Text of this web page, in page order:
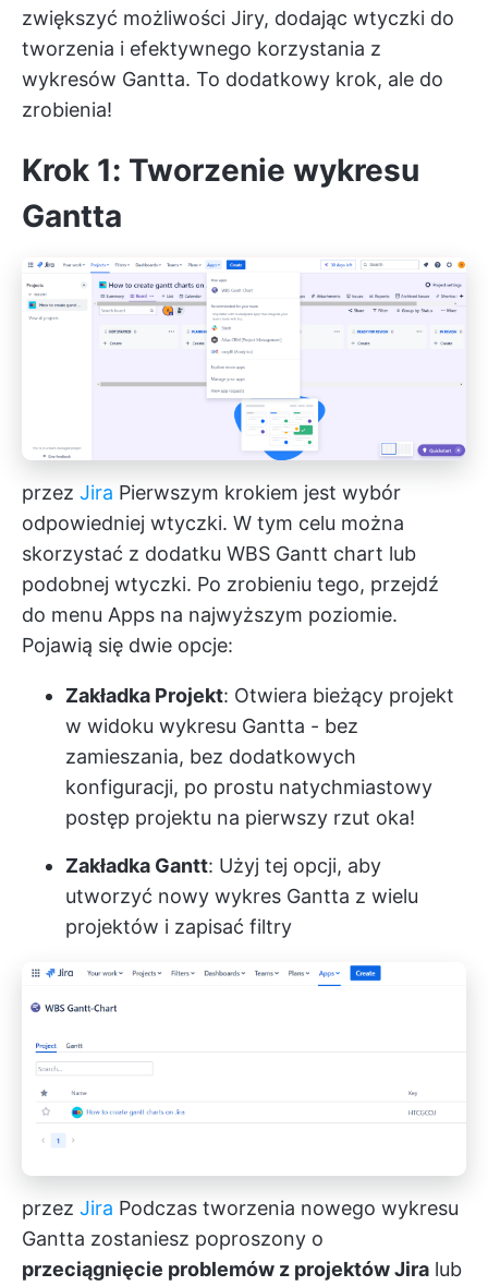
zwiększyć możliwości Jiry, dodając wtyczki do
tworzenia i efektywnego korzystania z
wykresów Gantta. To dodatkowy krok, ale do
zrobienia!
Krok 1: Tworzenie wykresu
Gantta
przez Jira Pierwszym krokiem jest wybór
odpowiedniej wtyczki. W tym celu można
skorzystać z dodatku WBS Gantt chart lub
podobnej wtyczki. Po zrobieniu tego, przejdź
do menu Apps na najwyższym poziomie.
Pojawią się dwie opcje:
Zakładka Projekt: Otwiera bieżący projekt
w widoku wykresu Gantta - bez
zamieszania, bez dodatkowych
konfiguracji, po prostu natychmiastowy
postęp projektu na pierwszy rzut oka!
Zakładka Gantt: Użyj tej opcji, aby
utworzyć nowy wykres Gantta z wielu
projektów i zapisać filtry
przez Jira Podczas tworzenia nowego wykresu
Gantta zostaniesz poproszony o
przeciągnięcie problemów z projektów Jira lub